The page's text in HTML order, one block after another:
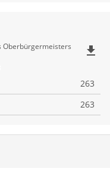
Oberbürgermeisters
file_download
263
263